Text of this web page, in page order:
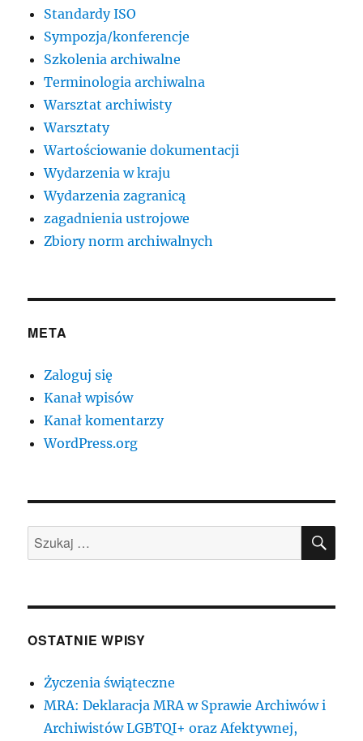
Standardy ISO
Sympozja/konferencje
Szkolenia archiwalne
Terminologia archiwalna
Warsztat archiwisty
Warsztaty
Wartościowanie dokumentacji
Wydarzenia w kraju
Wydarzenia zagranicą
zagadnienia ustrojowe
Zbiory norm archiwalnych
META
Zaloguj się
Kanał wpisów
Kanał komentarzy
WordPress.org
Szukaj:
OSTATNIE WPISY
Życzenia świąteczne
MRA: Deklaracja MRA w Sprawie Archiwów i
Archiwistów LGBTQI+ oraz Afektywnej,